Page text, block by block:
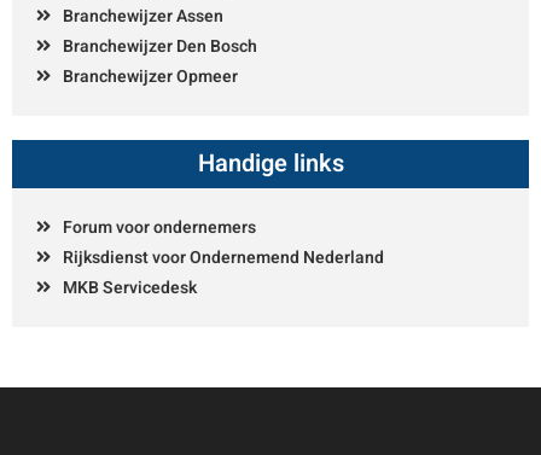
Branchewijzer Assen
Branchewijzer Den Bosch
Branchewijzer Opmeer
Handige links
Forum voor ondernemers
Rijksdienst voor Ondernemend Nederland
MKB Servicedesk